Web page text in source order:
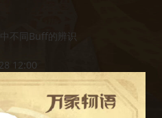
不同Buff的辨识
12:00